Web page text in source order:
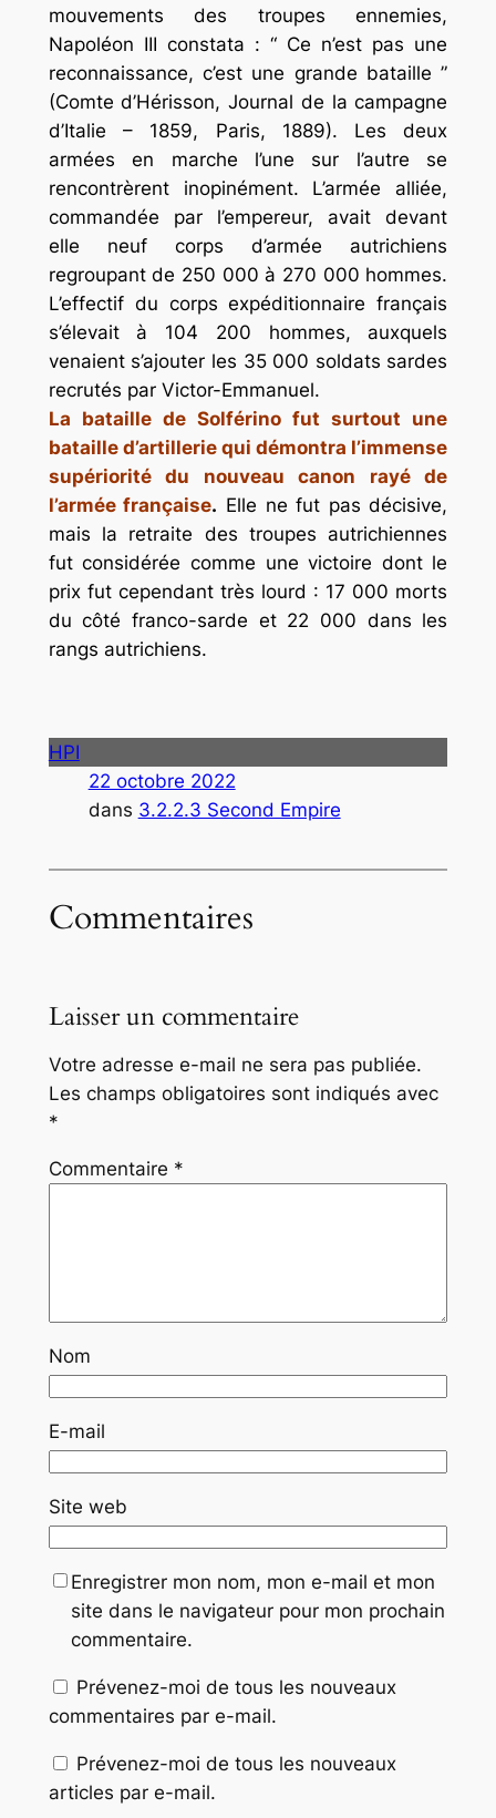
mouvements des troupes ennemies,
Napoléon III constata : “ Ce n’est pas une
reconnaissance, c’est une grande bataille ”
(Comte d’Hérisson, Journal de la campagne
d’Italie – 1859, Paris, 1889). Les deux
armées en marche l’une sur l’autre se
rencontrèrent inopinément. L’armée alliée,
commandée par l’empereur, avait devant
elle neuf corps d’armée autrichiens
regroupant de 250 000 à 270 000 hommes.
L’effectif du corps expéditionnaire français
s’élevait à 104 200 hommes, auxquels
venaient s’ajouter les 35 000 soldats sardes
recrutés par Victor-Emmanuel.
La bataille de Solférino fut surtout une
bataille d’artillerie qui démontra l’immense
supériorité du nouveau canon rayé de
l’armée française. Elle ne fut pas décisive,
mais la retraite des troupes autrichiennes
fut considérée comme une victoire dont le
prix fut cependant très lourd : 17 000 morts
du côté franco-sarde et 22 000 dans les
rangs autrichiens.
HPI
22 octobre 2022
dans 3.2.2.3 Second Empire
Commentaires
Laisser un commentaire
Votre adresse e-mail ne sera pas publiée.
Les champs obligatoires sont indiqués avec
*
Commentaire *
Nom
E-mail
Site web
Enregistrer mon nom, mon e-mail et mon
site dans le navigateur pour mon prochain
commentaire.
Prévenez-moi de tous les nouveaux
commentaires par e-mail.
Prévenez-moi de tous les nouveaux
articles par e-mail.